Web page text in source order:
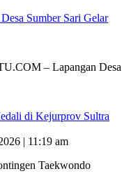
Sumber Sari Gelar
– Lapangan Desa
di Kejurprov Sultra
| 11:19 am
Taekwondo